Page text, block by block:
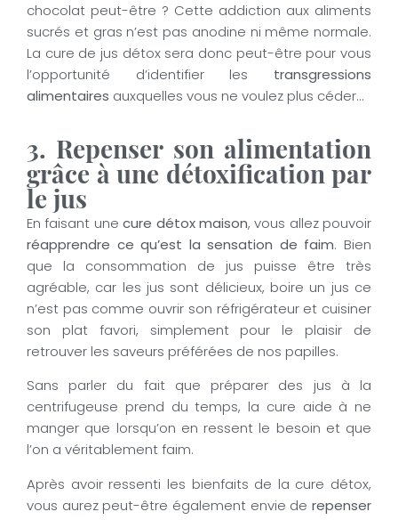
chocolat peut-être ? Cette addiction aux aliments
sucrés et gras n’est pas anodine ni même normale.
La cure de jus détox sera donc peut-être pour vous
l’opportunité d’identifier les transgressions
alimentaires auxquelles vous ne voulez plus céder…
3. Repenser son alimentation
grâce à une détoxification par
le jus
En faisant unecure détox maison, vous allez pouvoir
réapprendre ce qu’est la sensation de faim. Bien
que la consommation de jus puisse être très
agréable, car les jus sont délicieux, boire un jus ce
n’est pas comme ouvrir son réfrigérateur et cuisiner
son plat favori, simplement pour le plaisir de
retrouver les saveurs préférées de nos papilles.
Sans parler du fait que préparer des jus à la
centrifugeuse prend du temps, la cure aide à ne
manger que lorsqu’on en ressent le besoin et que
l’on a véritablement faim.
Après avoir ressenti les bienfaits de la cure détox,
vous aurez peut-être également envie de repenser